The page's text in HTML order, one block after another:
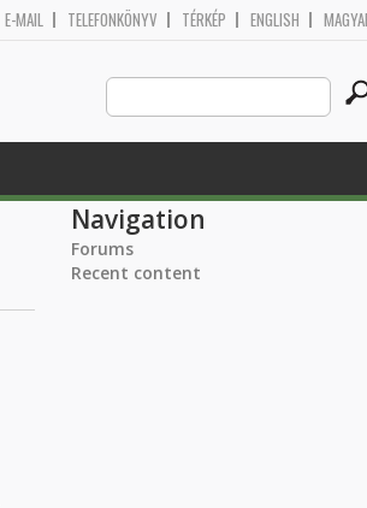
E-MAIL TELEFONKÖNYV TÉRKÉP ENGLISH
this
Navigation
Forums
Recent content